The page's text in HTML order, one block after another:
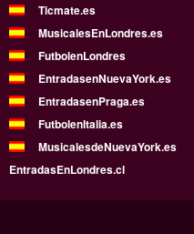
Ticmate.es
MusicalesEnLondres.es
FutbolenLondres
EntradasenNuevaYork.es
EntradasenPraga.es
FutbolenItalia.es
MusicalesdeNuevaYork.es
EntradasEnLondres.cl